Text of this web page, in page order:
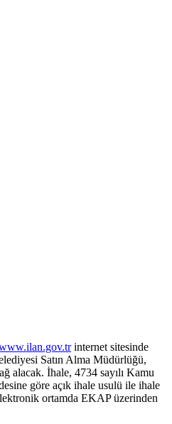
internet sitesinde
Satın Alma Müdürlüğü,
alacak. İhale, 4734 sayılı Kamu
göre açık ihale usulü ile ihale
ortamda EKAP üzerinden